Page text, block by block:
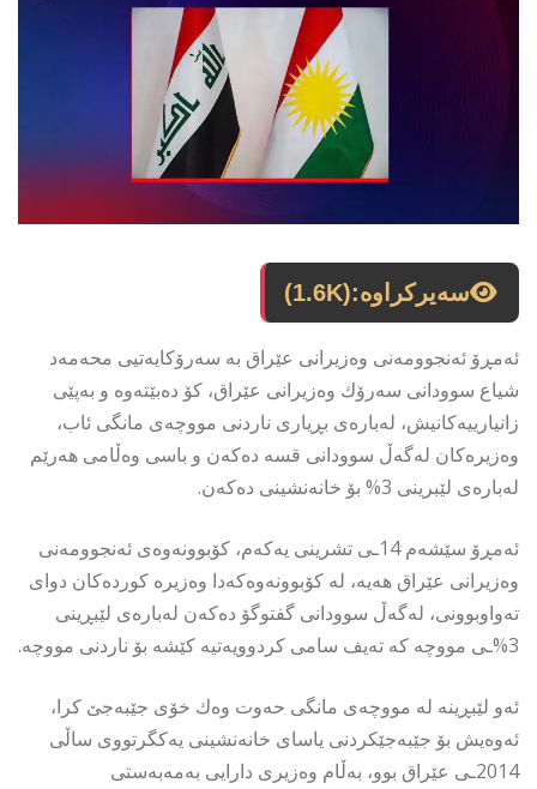
سەیرکراوە:(1.6K)
ئەمڕۆ ئەنجوومەنی وەزیرانی عێراق بە سەرۆكایەتیی محەمەد
شیاع سوودانی سەرۆك وەزیرانی عێراق، كۆ دەبێتەوە و بەپێی
زانیارییەكانیش، لەبارەی بڕیاری ناردنی مووچەی مانگی ئاب،
وەزیرەكان لەگەڵ سوودانی قسە دەكەن و باسی وەڵامی هەرێم
لەبارەی لێبرینی 3% بۆ خانەنشینی دەكەن.
ئەمڕۆ سێشەم 14ـی تشرینی یەكەم، كۆبوونەوەی ئەنجوومەنی
وەزیرانی عێراق هەیە، لە كۆبوونەوەكەدا وەزیرە كوردەكان دوای
تەواوبوونی، لەگەڵ سوودانی گفتوگۆ دەكەن لەبارەی لێبڕینی
3%ـی مووچە كە تەیف سامی كردوویەتیە كێشە بۆ ناردنی مووچە.
ئەو لێبڕینە لە مووچەی مانگی حەوت وەك خۆی جێبەجێ كرا،
ئەوەیش بۆ جێبەجێكردنی یاسای خانەنشینی یەكگرتووی ساڵی
2014ـی عێراق بوو، بەڵام وەزیری دارایی بەمەبەستی